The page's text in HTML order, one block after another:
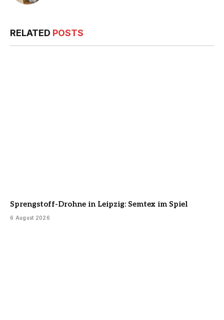
RELATED POSTS
Sprengstoff-Drohne in Leipzig: Semtex im Spiel
6 August 2026